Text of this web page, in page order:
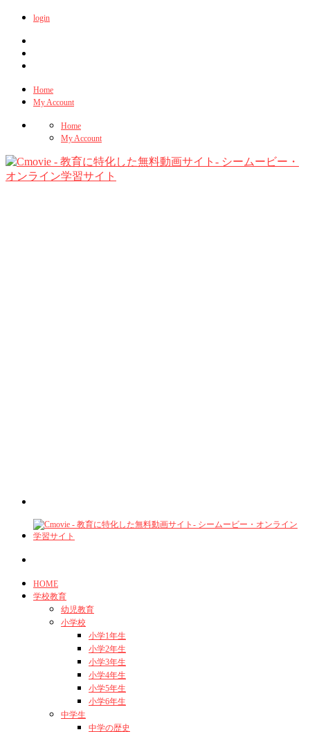
login
Home
My Account
Home
My Account
HOME
学校教育
幼児教育
小学校
小学1年生
小学2年生
小学3年生
小学4年生
小学5年生
小学6年生
中学生
中学の歴史